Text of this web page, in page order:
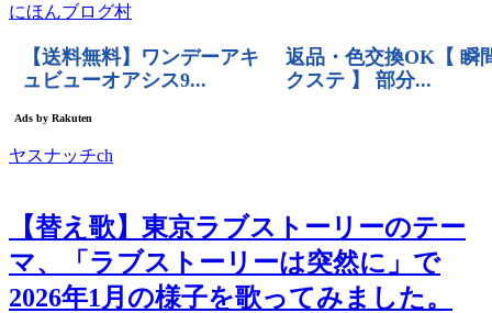
にほんブログ村
ヤスナッチch
【替え歌】東京ラブストーリーのテー
マ、「ラブストーリーは突然に」で
2026年1月の様子を歌ってみました。